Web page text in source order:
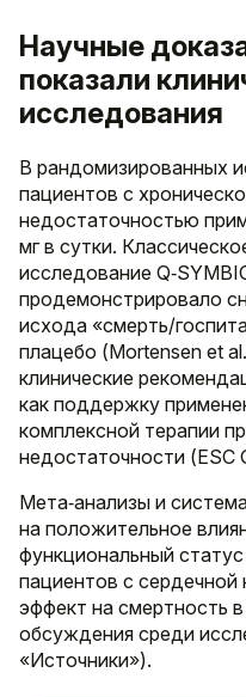
Научные
показали
исследования
В рандомизированных
пациентов с
недостаточностью
мг в сутки.
исследование
продемонстрировало
исхода «смерть/
плацебо (Mortensen et
клинические
как поддержку
комплексной терапии
недостаточности (ESC
Мета‑анализы и
на положительное
функциональный
пациентов с
эффект на смертность
обсуждения среди
«Источники»).